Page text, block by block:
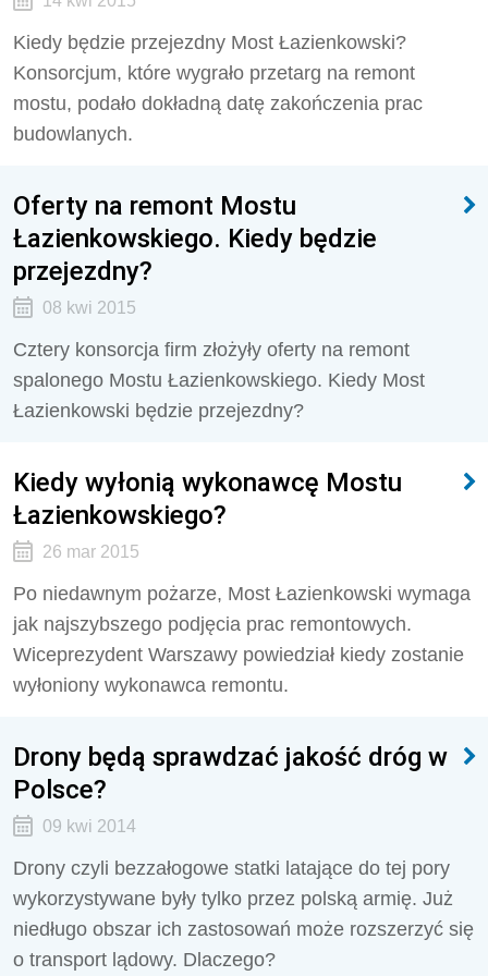
Kiedy będzie przejezdny Most Łazienkowski?
Konsorcjum, które wygrało przetarg na remont
mostu, podało dokładną datę zakończenia prac
budowlanych.
Oferty na remont Mostu
Łazienkowskiego. Kiedy będzie
przejezdny?
08 kwi 2015
Cztery konsorcja firm złożyły oferty na remont
spalonego Mostu Łazienkowskiego. Kiedy Most
Łazienkowski będzie przejezdny?
Kiedy wyłonią wykonawcę Mostu
Łazienkowskiego?
26 mar 2015
Po niedawnym pożarze, Most Łazienkowski wymaga
jak najszybszego podjęcia prac remontowych.
Wiceprezydent Warszawy powiedział kiedy zostanie
wyłoniony wykonawca remontu.
Drony będą sprawdzać jakość dróg w
Polsce?
09 kwi 2014
Drony czyli bezzałogowe statki latające do tej pory
wykorzystywane były tylko przez polską armię. Już
niedługo obszar ich zastosowań może rozszerzyć się
o transport lądowy. Dlaczego?